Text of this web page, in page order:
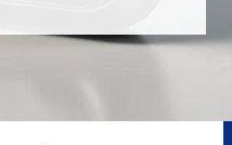
เบียน